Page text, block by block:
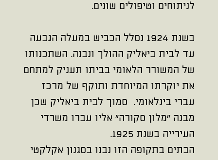
לניתוחים וטיפולים שונים.
בשנת 1924 נסלל הכביש במעלה הגבעה
עד לבית ביאליק ההולך ונבנה. השתכנותו
של המשורר הלאומי בביתו תעניק למתחם
את יוקרתו המיוחדת ותוקף של מרכז
עברי בינלאומי. סמוך לבית ביאליק שכן
מבנה "מלון סקורה" אליו עברו משרדי
העירייה בשנת 1925.
הבתים בתקופה הזו נבנו בסגנון אקלקטי